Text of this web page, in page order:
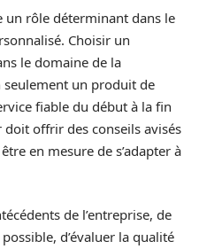
un rôle déterminant dans le
Choisir un
le domaine de la
un produit de
fiable du début à la fin
offrir des conseils avisés
en mesure de s’adapter à
de l’entreprise, de
d’évaluer la qualité